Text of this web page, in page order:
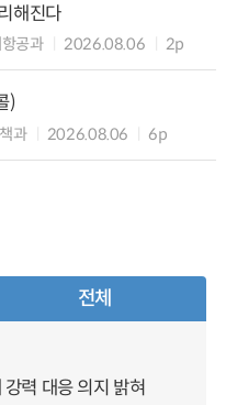
해진다
공과 2026.08.06 2p
)
과 2026.08.06 6p
전체
강력 대응 의지 밝혀